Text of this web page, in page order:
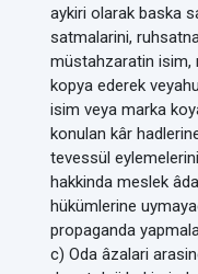
aykiri olarak baska
satmalarini,
müstahzaratin isim,
kopya ederek
isim veya marka
konulan kâr
tevessül
hakkinda meslek
hükümlerine
propaganda
c) Oda âzalari